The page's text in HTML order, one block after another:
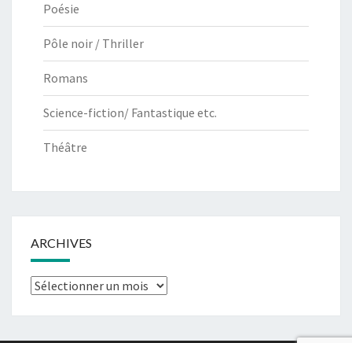
Poésie
Pôle noir / Thriller
Romans
Science-fiction/ Fantastique etc.
Théâtre
ARCHIVES
Archives